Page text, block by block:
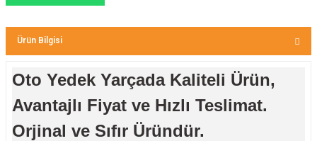
Ürün Bilgisi
Oto Yedek Yarçada Kaliteli Ürün,
Avantajlı Fiyat ve Hızlı Teslimat.
Orjinal ve Sıfır Üründür.